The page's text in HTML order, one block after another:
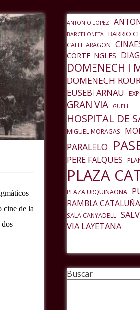
cine de la
dos
ANTONIO LOPEZ
BARCELONETA BARRIO
CALLE ARAGON
CORTE INGLES
DOMENECH I
DOMENECH
EUSEBI ARNAU
GRAN VIA GUELL
HOSPITAL DE
MIGUEL MORAGAS
PARALELO
PERE FALQUES
PLAZA
PLAZA URQUINAONA
RAMBLA CATALUÑA
SALA CANYADELL
VIA LAYETANA
Buscar